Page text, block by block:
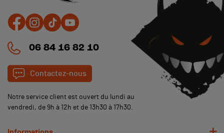
06 84 16 82 10
Contactez-nous
Notre service client est ouvert du lundi au
vendredi, de 9h à 12h et de 13h30 à 17h30.